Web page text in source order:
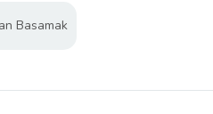
Basamak